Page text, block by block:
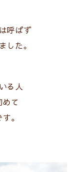
呼ばず
した。
る人
て
。